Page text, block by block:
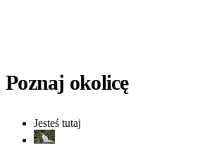
Poznaj okolicę
Jesteś tutaj